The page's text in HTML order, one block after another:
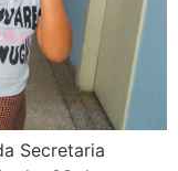
Secretaria